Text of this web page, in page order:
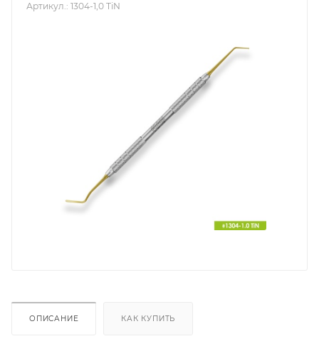
Артикул.: 1304-1,0 TiN
ОПИСАНИЕ КАК КУПИТЬ